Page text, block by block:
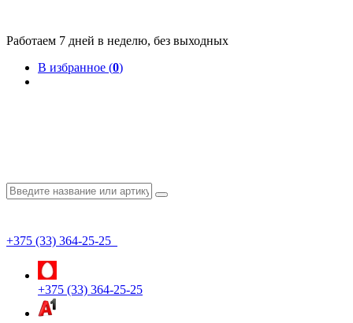
Работаем 7 дней в неделю, без выходных
В избранное (0)
+375 (33) 364-25-25
+375 (33) 364-25-25